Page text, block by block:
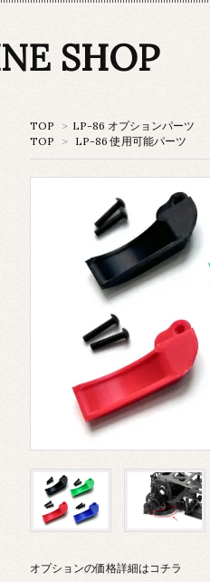
SHOP
TOP > LP-86 オプションパーツ
TOP
> LP-86 使用可能パーツ
オプションの価格詳細はコチラ